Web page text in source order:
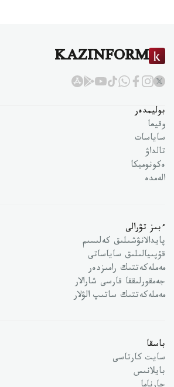
KAZINFORM
بوليمدەر
وقيعا
ساياسات
تالداۋ
ەكونوميكا
الەمدە
ءبىز تۋرالى
پايدالانۋشىلىق كەلىسىم
قۇپىيالىلىق ساياساتى
مەملەكەتتىك رامىزدەر
جەمقورلىققا قارسى شارالار
مەملەكەتتىك ساتىپ الۋلار
باسقا
سايت كارتاسى
بايلانىس